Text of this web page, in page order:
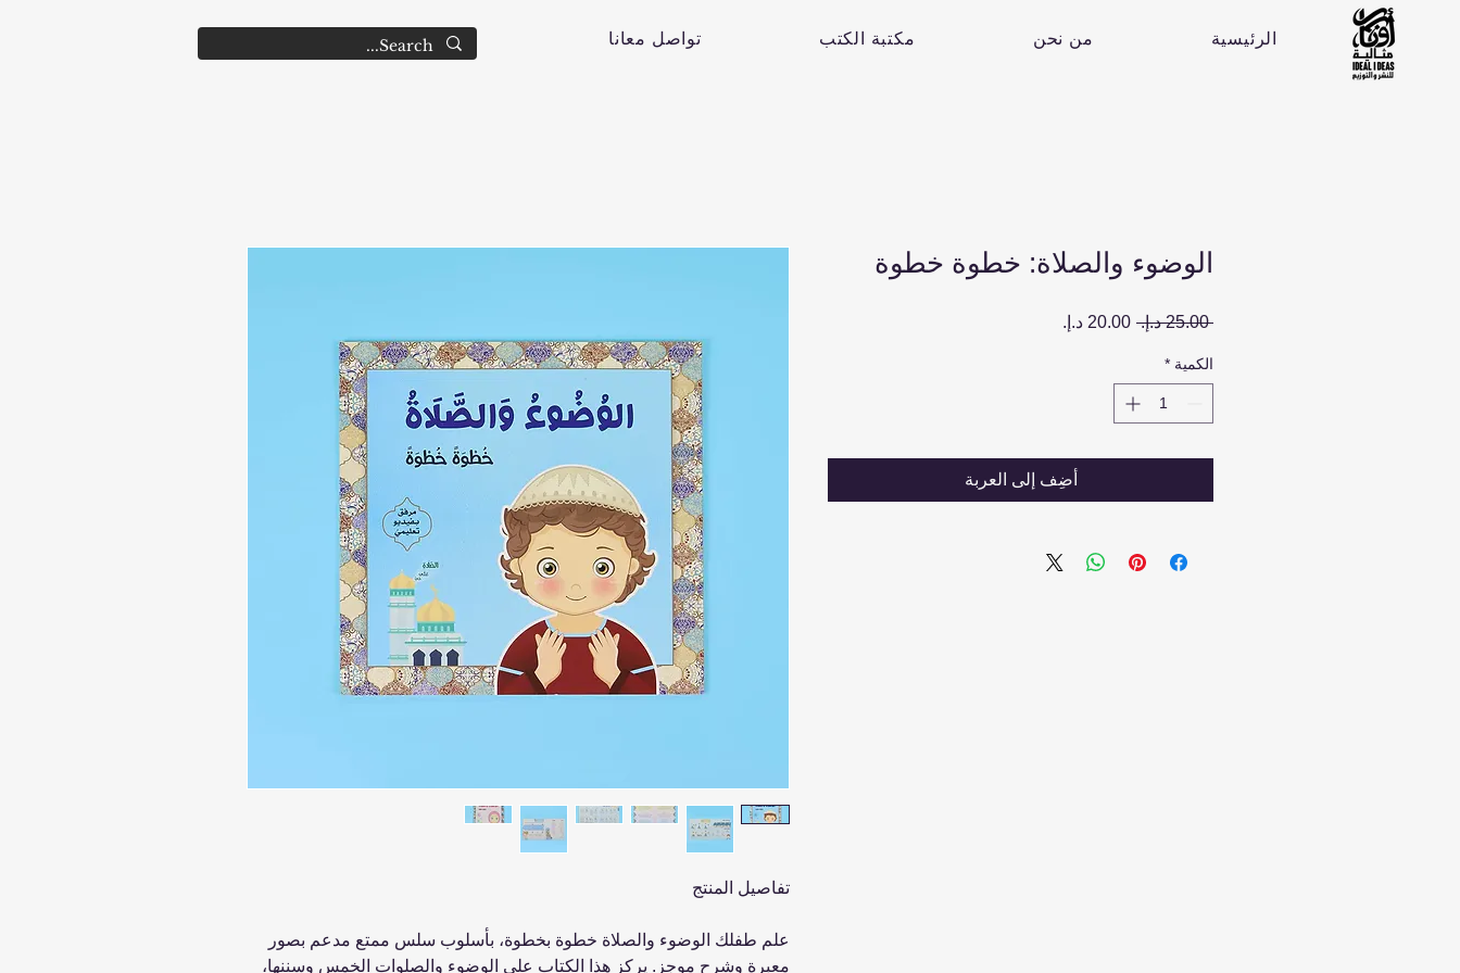
تواصل معانا مكتبة الكتب من نحن الرئيسية
تفاصيل المنتج
علم طفلك الوضوء والصلاة خطوة بخطوة، بأسلوب سلس ممتع مدعم بصور
معبرة وشرح موجز. يركز هذا الكتاب على الوضوء والصلوات الخمس وسننها،
الوضوء والصلاة: خطوة خطوة
‏25.00 د.إ.‏
سعر
الكمية *
أضِف إلى العربة